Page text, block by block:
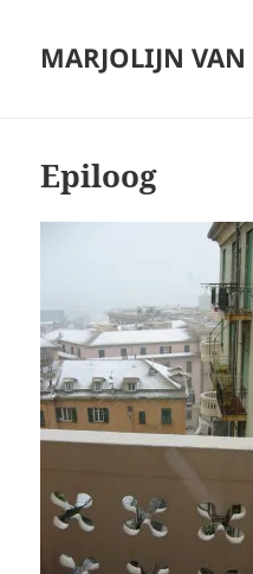
MARJOLIJN VAN
Epiloog